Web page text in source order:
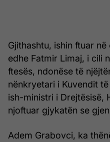
Gjithashtu, ishin ftuar
edhe Fatmir Limaj, i cili
ftesës, ndonëse të
nënkryetari i Kuvendit
ish-ministri i Drejtësisë,
njoftuar gjykatën se
Adem Grabovci, ka